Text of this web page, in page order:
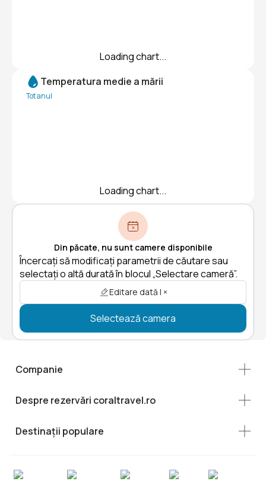
Loading chart...
Temperatura medie a mării
Tot anul
Loading chart...
Din păcate, nu sunt camere disponibile
Încercați să modificați parametrii de căutare sau
selectați o altă durată în blocul „Selectare cameră”.
Editare dată | ×
Selectează camera
Companie
Despre rezervări coraltravel.ro
Destinații populare